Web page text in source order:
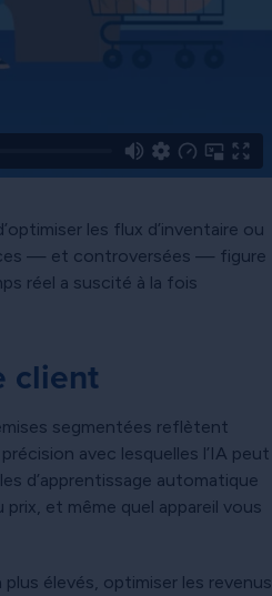
les flux d’inventaire ou
— et controversées — figure
réel a suscité à la fois
client
segmentées reflètent
avec lesquelles l’IA peut
d’apprentissage automatique
et même quel appareil vous
élevés, optimiser les revenus